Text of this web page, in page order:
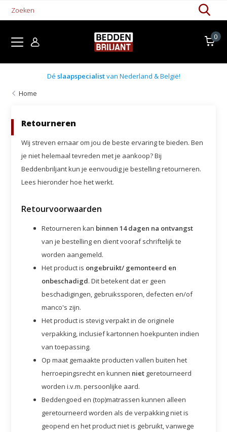
0
Boxsprings uit voorraad
Home
Retourneren
Wij streven ernaar om jou de beste ervaring te bieden. Ben
je niet helemaal tevreden met je aankoop? Bij
Beddenbriljant kun je eenvoudig je bestelling retourneren.
Lees hieronder hoe het werkt.
Retourvoorwaarden
Retourneren kan binnen 14 dagen na ontvangst
van je bestelling en dient vooraf schriftelijk te
worden aangemeld.
Het product is ongebruikt/ gemonteerd en
onbeschadigd. Dit betekent dat er geen
beschadigingen, gebruikssporen, defecten en/of
manco's zijn.
Het product is stevig verpakt in de originele
verpakking, inclusief kartonnen hoekpunten indien
van toepassing.
Op maat gemaakte producten vallen buiten het
herroepingsrecht en kunnen niet geretourneerd
worden i.v.m. persoonlijke aard.
Beddengoed en (top)matrassen kunnen alleen
geretourneerd worden als de verpakking niet is
geopend en het product niet is gebruikt, vanwege